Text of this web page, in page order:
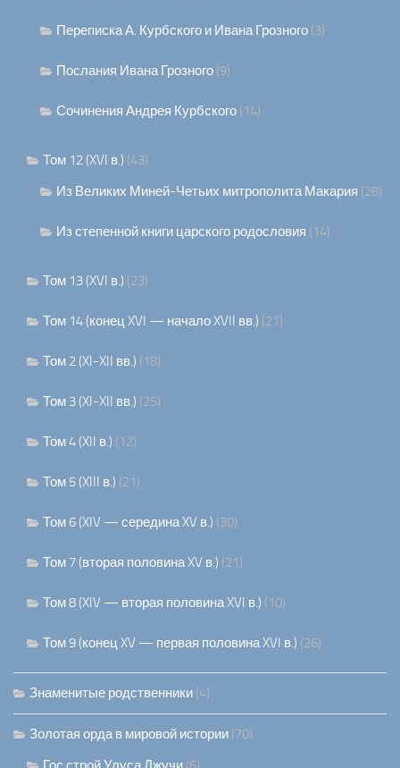
Переписка А. Курбского и Ивана Грозного (3)
Послания Ивана Грозного (9)
Сочинения Андрея Курбского (14)
Том 12 (XVI в.) (43)
Из Великих Миней-Четьих митрополита Макария (28)
Из степенной книги царского родословия (14)
Том 13 (XVI в.) (23)
Том 14 (конец XVI — начало XVII вв.) (21)
Том 2 (XI-XII вв.) (18)
Том 3 (XI-XII вв.) (25)
Том 4 (XII в.) (12)
Том 5 (XIII в.) (21)
Том 6 (XIV — середина XV в.) (30)
Том 7 (вторая половина XV в.) (21)
Том 8 (XIV — вторая половина XVI в.) (10)
Том 9 (конец XV — первая половина XVI в.) (26)
Знаменитые родственники (4)
Золотая орда в мировой истории (70)